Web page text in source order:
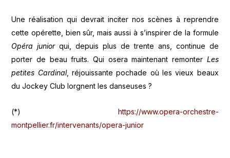
Une réalisation qui devrait inciter nos scènes à reprendre
cette opérette, bien sûr, mais aussi à s’inspirer de la formule
Opéra juniorqui, depuis plus de trente ans, continue de
porter de beau fruits. Qui osera maintenant remonter Les
petites Cardinal, réjouissante pochade où les vieux beaux
du Jockey Club lorgnent les danseuses ?
(*) https://www.opera-orchestre-
montpellier.fr/intervenants/opera-junior